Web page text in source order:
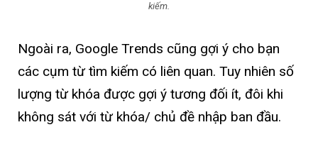
kiếm.
Ngoài ra, Google Trends cũng gợi ý cho bạn
các cụm từ tìm kiếm có liên quan. Tuy nhiên số
lượng từ khóa được gợi ý tương đối ít, đôi khi
không sát với từ khóa/ chủ đề nhập ban đầu.